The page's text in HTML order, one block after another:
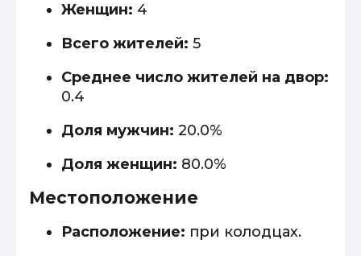
Женщин: 4
Всего жителей: 5
Среднее число жителей на двор:
0.4
Доля мужчин: 20.0%
Доля женщин: 80.0%
Местоположение
Расположение: при колодцах.